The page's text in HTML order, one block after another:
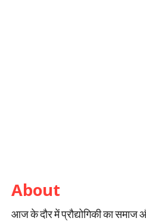
About
आज के दौर में प्रौद्योगिकी का समाज